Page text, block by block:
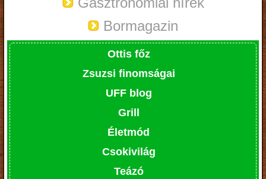
Bormagazin
Ottis főz
Zsuzsi finomságai
UFF blog
Grill
Életmód
Csokivilág
Teázó